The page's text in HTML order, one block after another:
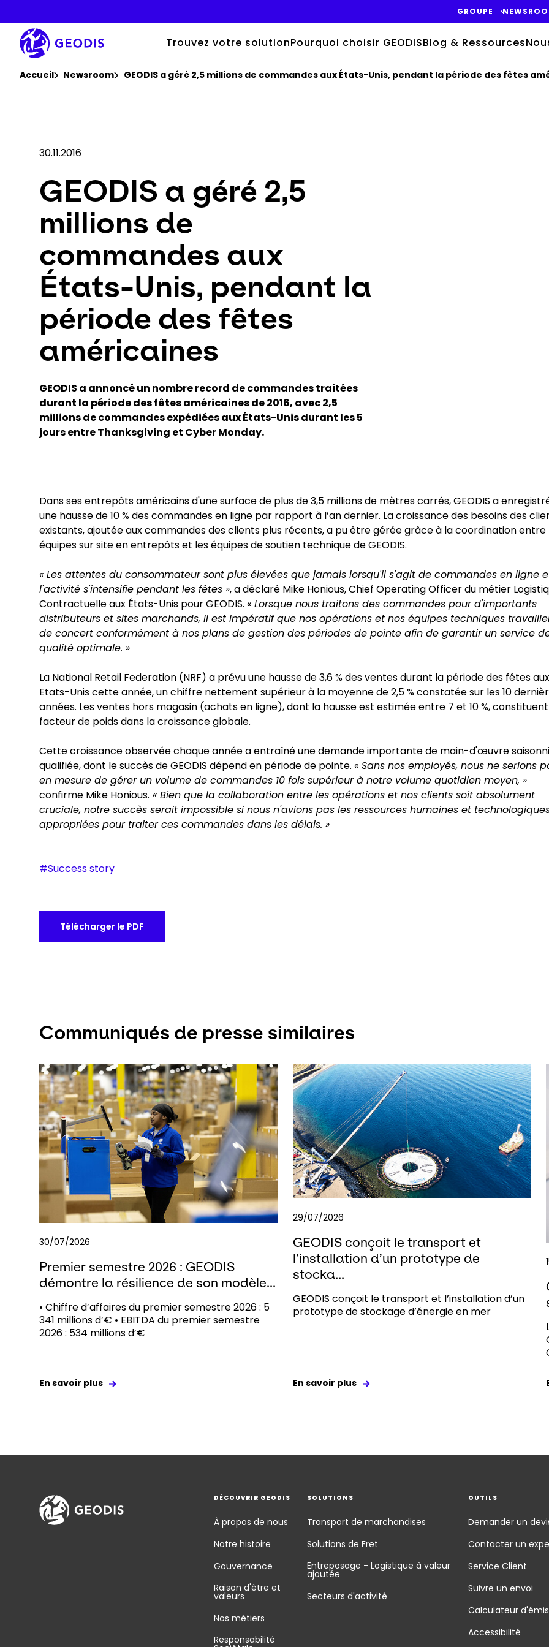
contenu
principal
GROUPE
Trouvez votre solutionPourquoi choisir GEODISBlog & Ressources
Accueil Newsroom GEODIS a géré 2,5 millions de commandes aux États-Unis, pendant la période des fêtes
30.11.2016
GEODIS a géré 2,5
millions de
commandes aux
États-Unis, pendant la
période des fêtes
américaines
GEODIS a annoncé un nombre record de commandes traitées
durant la période des fêtes américaines de 2016, avec 2,5
millions de commandes expédiées aux États-Unis durant les 5
jours entre Thanksgiving et Cyber Monday.
Dans ses entrepôts américains d'une surface de plus de 3,5 millions de mètres carrés, GEODIS a
une hausse de 10 % des commandes en ligne par rapport à l’an dernier. La croissance des besoins des
existants, ajoutée aux commandes des clients plus récents, a pu être gérée grâce à la coordination entre
équipes sur site en entrepôts et les équipes de soutien technique de GEODIS.
« Les attentes du consommateur sont plus élevées que jamais lorsqu'il s'agit de commandes en ligne
l'activité s'intensifie pendant les fêtes », a déclaré Mike Honious, Chief Operating Officer du métier
Contractuelle aux États-Unis pour GEODIS. « Lorsque nous traitons des commandes pour d'importants
distributeurs et sites marchands, il est impératif que nos opérations et nos équipes techniques
de concert conformément à nos plans de gestion des périodes de pointe afin de garantir un service
qualité optimale. »
La National Retail Federation (NRF) a prévu une hausse de 3,6 % des ventes durant la période des fêtes aux
Etats-Unis cette année, un chiffre nettement supérieur à la moyenne de 2,5 % constatée sur les 10
années. Les ventes hors magasin (achats en ligne), dont la hausse est estimée entre 7 et 10 %,
facteur de poids dans la croissance globale.
Cette croissance observée chaque année a entraîné une demande importante de main-d'œuvre
qualifiée, dont le succès de GEODIS dépend en période de pointe. « Sans nos employés, nous ne serions
en mesure de gérer un volume de commandes 10 fois supérieur à notre volume quotidien moyen, »
confirme Mike Honious. « Bien que la collaboration entre les opérations et nos clients soit absolument
cruciale, notre succès serait impossible si nous n'avions pas les ressources humaines et
appropriées pour traiter ces commandes dans les délais. »
#Success story
Télécharger le PDF
Communiqués de presse similaires
30/07/2026
Premier semestre 2026 : GEODIS
démontre la résilience de son modèle...
• Chiffre d’affaires du premier semestre 2026 : 5
341 millions d’€ • EBITDA du premier semestre
2026 : 534 millions d’€
En savoir plus
29/07/2026
GEODIS conçoit le transport et
l’installation d’un prototype de
stocka...
GEODIS conçoit le transport et l’installation d’un
prototype de stockage d’énergie en mer
En savoir plus
DÉCOUVRIR GEODIS
À propos de nous
Notre histoire
Gouvernance
Raison d'être et
valeurs
Nos métiers
Responsabilité
SOLUTIONS
Transport de marchandises
Solutions de Fret
Entreposage - Logistique à valeur
ajoutée
Secteurs d'activité
OUTILS
Demander un
Contacter un
Service Client
Suivre un envoi
Calculateur
Accessibilité